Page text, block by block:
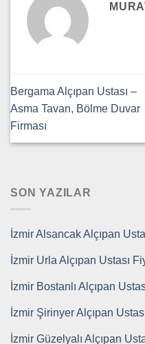
Bergama Alçıpan Ustası –
Asma Tavan, Bölme Duvar
Firması
SON YAZILAR
İzmir Alsancak Alçıpan
İzmir Urla Alçıpan Ustası
İzmir Bostanlı Alçıpan
İzmir Şirinyer Alçıpan
İzmir Güzelyalı Alçıpan